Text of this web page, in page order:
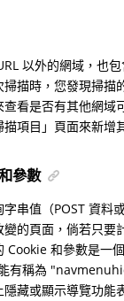
以外的網域，也
描時，您發現掃描
查看是否有其他網域
項目」頁面來新增
參數
串值（POST 資料
的頁面，倘若只要
Cookie 和參數是一
有稱為
藏或顯示導覽功能